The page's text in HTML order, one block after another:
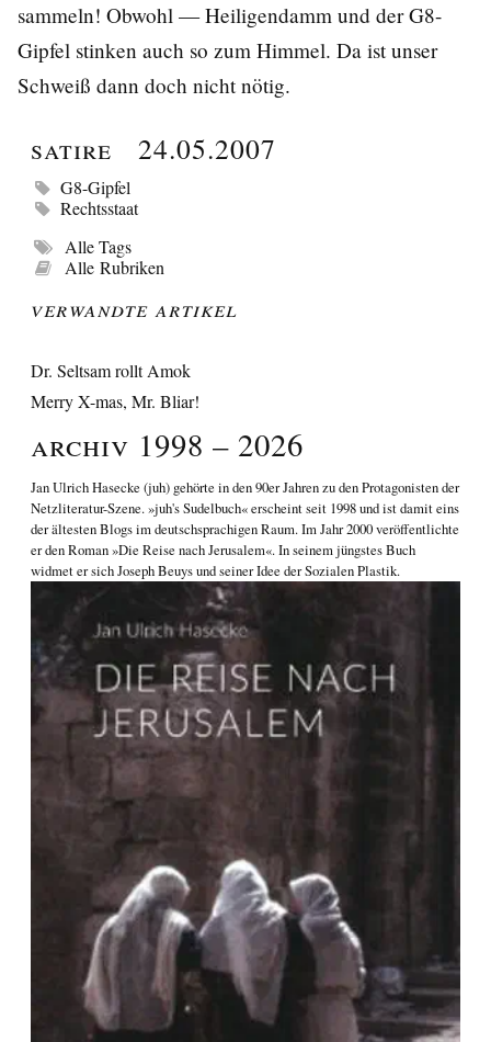
sammeln! Obwohl — Heiligendamm und der G8-
Gipfel stinken auch so zum Himmel. Da ist unser
Schweiß dann doch nicht nötig.
Satire 24.05.2007
G8-Gipfel
Rechtsstaat
Alle Tags
Alle Rubriken
Verwandte Artikel
Dr. Seltsam rollt Amok
Merry X-mas, Mr. Bliar!
Archiv 1998 – 2026
Jan Ulrich Hasecke (juh) gehörte in den 90er Jahren zu den Protagonisten der
Netzliteratur-Szene. »juh's Sudelbuch« erscheint seit 1998 und ist damit eins
der ältesten Blogs im deutschsprachigen Raum. Im Jahr 2000 veröffentlichte
er den Roman»Die Reise nach Jerusalem«. In seinem jüngstes Buch
widmet er sichJoseph Beuys und seiner Idee der Sozialen Plastik.